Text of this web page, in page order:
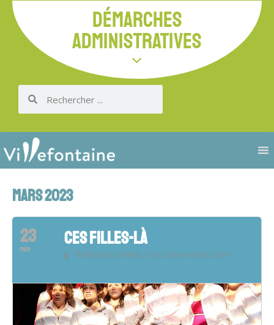
DÉMARCHES
ADMINISTRATIVES
MARS 2023
23
MAR
CES FILLES-LÀ
Théâtre du Vellein / Les Scènes de la CAPI